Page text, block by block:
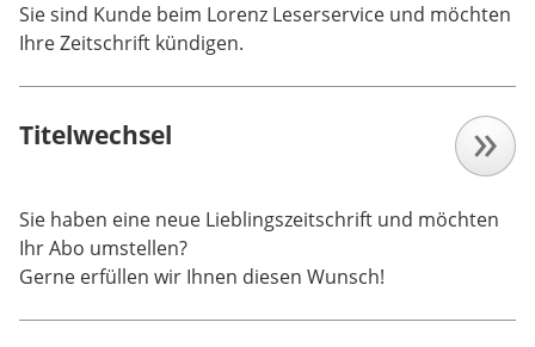
Sie sind Kunde beim Lorenz Leserservice und möchten
Ihre Zeitschrift kündigen.
Titelwechsel
Sie haben eine neue Lieblingszeitschrift und möchten
Ihr Abo umstellen?
Gerne erfüllen wir Ihnen diesen Wunsch!